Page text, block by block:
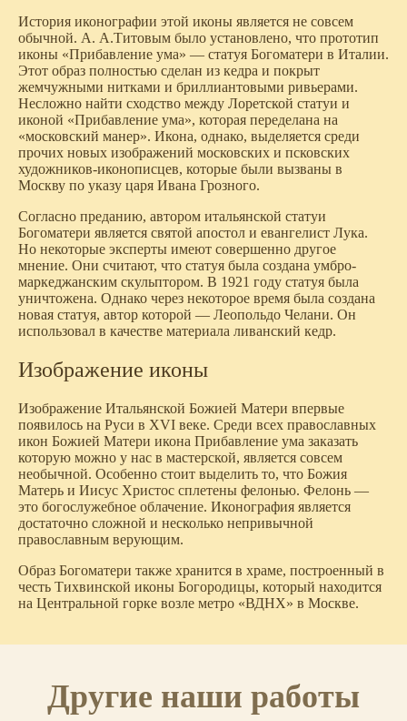
История иконографии этой иконы является не совсем
обычной. А. А.Титовым было установлено, что прототип
иконы «Прибавление ума» — статуя Богоматери в Италии.
Этот образ полностью сделан из кедра и покрыт
жемчужными нитками и бриллиантовыми ривьерами.
Несложно найти сходство между Лоретской статуи и
иконой «Прибавление ума», которая переделана на
«московский манер». Икона, однако, выделяется среди
прочих новых изображений московских и псковских
художников-иконописцев, которые были вызваны в
Москву по указу царя Ивана Грозного.
Согласно преданию, автором итальянской статуи
Богоматери является святой апостол и евангелист Лука.
Но некоторые эксперты имеют совершенно другое
мнение. Они считают, что статуя была создана умбро-
маркеджанским скульптором. В 1921 году статуя была
уничтожена. Однако через некоторое время была создана
новая статуя, автор которой — Леопольдо Челани. Он
использовал в качестве материала ливанский кедр.
Изображение иконы
Изображение Итальянской Божией Матери впервые
появилось на Руси в XVI веке. Среди всех православных
икон Божией Матери икона Прибавление ума заказать
которую можно у нас в мастерской, является совсем
необычной. Особенно стоит выделить то, что Божия
Матерь и Иисус Христос сплетены фелонью. Фелонь —
это богослужебное облачение. Иконография является
достаточно сложной и несколько непривычной
православным верующим.
Образ Богоматери также хранится в храме, построенный в
честь Тихвинской иконы Богородицы, который находится
на Центральной горке возле метро «ВДНХ» в Москве.
Другие наши работы